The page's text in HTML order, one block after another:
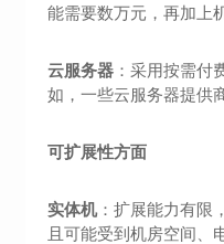
能需要数万元，再加上
云服务器 ：采用按需
如，一些云服务器提供
可扩展性方面
实体机：扩展能力有限
且可能受到机房空间、